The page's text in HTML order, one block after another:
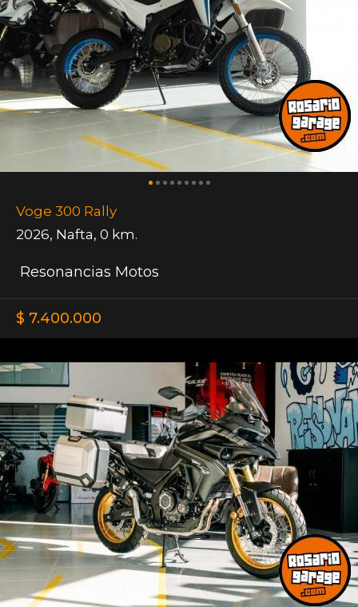
Voge 300 Rally
2026, Nafta, 0 km.
Resonancias Motos
$ 7.400.000